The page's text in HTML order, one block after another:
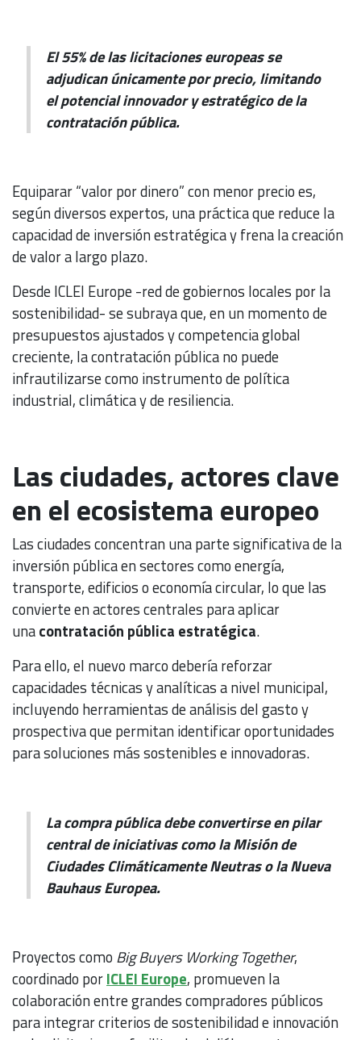
El 55% de las licitaciones europeas se
adjudican únicamente por precio, limitando
el potencial innovador y estratégico de la
contratación pública.
Equiparar “valor por dinero” con menor precio es,
según diversos expertos, una práctica que reduce la
capacidad de inversión estratégica y frena la creación
de valor a largo plazo.
Desde ICLEI Europe -red de gobiernos locales por la
sostenibilidad- se subraya que, en un momento de
presupuestos ajustados y competencia global
creciente, la contratación pública no puede
infrautilizarse como instrumento de política
industrial, climática y de resiliencia.
Las ciudades, actores clave
en el ecosistema europeo
Las ciudades concentran una parte significativa de la
inversión pública en sectores como energía,
transporte, edificios o economía circular, lo que las
convierte en actores centrales para aplicar
unacontratación pública estratégica.
Para ello, el nuevo marco debería reforzar
capacidades técnicas y analíticas a nivel municipal,
incluyendo herramientas de análisis del gasto y
prospectiva que permitan identificar oportunidades
para soluciones más sostenibles e innovadoras.
La compra pública debe convertirse en pilar
central de iniciativas como la Misión de
Ciudades Climáticamente Neutras o la Nueva
Bauhaus Europea.
Proyectos como Big Buyers Working Together,
coordinado porICLEI Europe, promueven la
colaboración entre grandes compradores públicos
para integrar criterios de sostenibilidad e innovación